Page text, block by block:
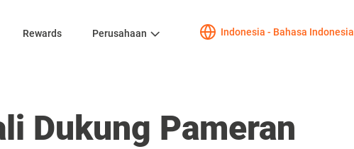
Rewards Perusahaan Indonesia - Bahasa Indonesia
Dukung Pameran